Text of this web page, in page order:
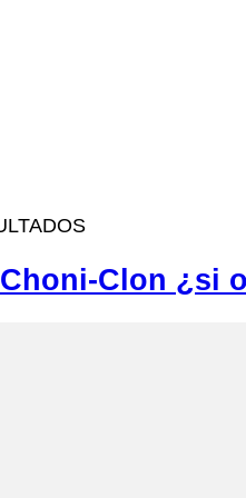
Clon ¿si